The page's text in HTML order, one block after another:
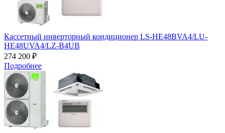
Кассетный инверторный кондиционер LS-HE48BVA4/LU-
HE48UVA4/LZ-B4UB
274 200 ₽
Подробнее